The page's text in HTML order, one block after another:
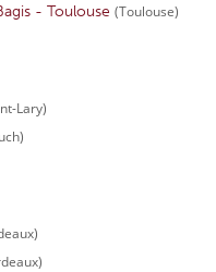
- Toulouse (Toulouse)
Lary)